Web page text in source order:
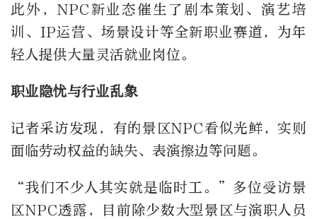
此外，NPC新业态催生了剧本策划、演艺培
训、IP运营、场景设计等全新职业赛道，为年
轻人提供大量灵活就业岗位。
职业隐忧与行业乱象
记者采访发现，有的景区NPC看似光鲜，实则
面临劳动权益的缺失、表演擦边等问题。
“我们不少人其实就是临时工。”多位受访景
区NPC透露，目前除少数大型景区与演职人员